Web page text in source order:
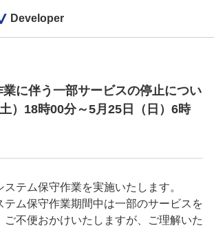
Developer
業に伴う一部サービスの停止につい
）18時00分～5月25日（日）6時
ステム保守作業を実施いたします。
テム保守作業期間中は一部のサービスを
ご不便おかけいたしますが、ご理解いた